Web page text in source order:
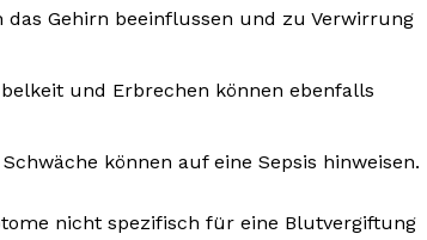
Gehirn beeinflussen und zu Verwirrung
und Erbrechen können ebenfalls
können auf eine Sepsis hinweisen.
nicht spezifisch für eine Blutvergiftung